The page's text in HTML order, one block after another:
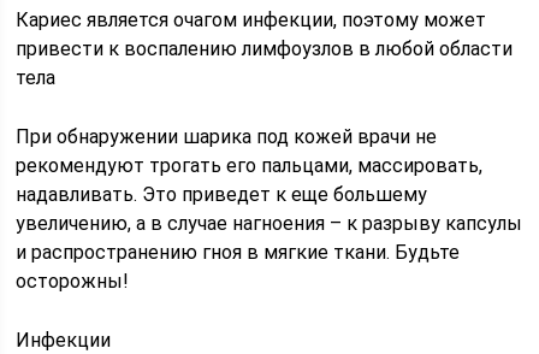
Кариес является очагом инфекции, поэтому может
привести к воспалению лимфоузлов в любой области
тела
При обнаружении шарика под кожей врачи не
рекомендуют трогать его пальцами, массировать,
надавливать. Это приведет к еще большему
увеличению, а в случае нагноения – к разрыву капсулы
и распространению гноя в мягкие ткани. Будьте
осторожны!
Инфекции